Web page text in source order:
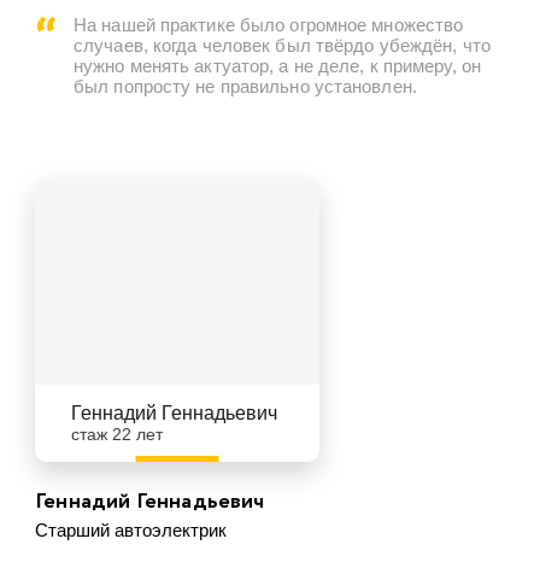
На нашей практике было огромное множество
случаев, когда человек был твёрдо убеждён, что
нужно менять актуатор, а не деле, к примеру, он
был попросту не правильно установлен.
Геннадий Геннадьевич
стаж 22 лет
Геннадий Геннадьевич
Старший автоэлектрик